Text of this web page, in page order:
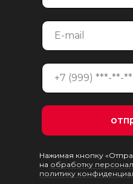
Нажимая кнопку
на обработку
политику